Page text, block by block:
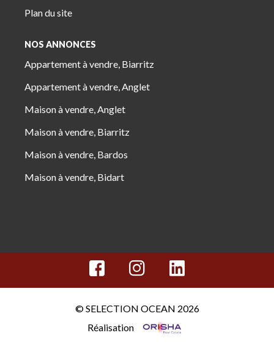
Plan du site
NOS ANNONCES
Appartement à vendre, Biarritz
Appartement à vendre, Anglet
Maison à vendre, Anglet
Maison à vendre, Biarritz
Maison à vendre, Bardos
Maison à vendre, Bidart
© SELECTION OCEAN 2026
Réalisation